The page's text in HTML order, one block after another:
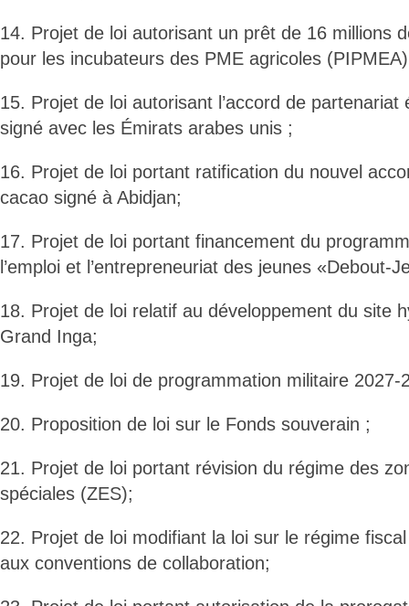
14. Projet de loi autorisant un prêt de 16 millions
pour les incubateurs des PME agricoles
15. Projet de loi autorisant l’accord de partenariat
signé avec les Émirats arabes unis ;
16. Projet de loi portant ratification du nouvel
cacao signé à Abidjan;
17. Projet de loi portant financement du
l’emploi et l’entrepreneuriat des jeunes «Debout-
18. Projet de loi relatif au développement du site
Grand Inga;
19. Projet de loi de programmation militaire 2027-
20. Proposition de loi sur le Fonds souverain ;
21. Projet de loi portant révision du régime des
spéciales (ZES);
22. Projet de loi modifiant la loi sur le régime
aux conventions de collaboration;